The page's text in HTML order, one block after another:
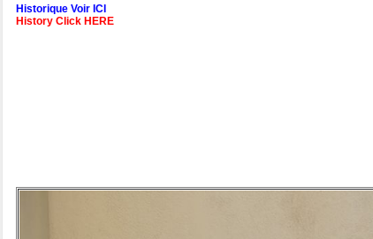
Historique Voir ICI
History Click HERE